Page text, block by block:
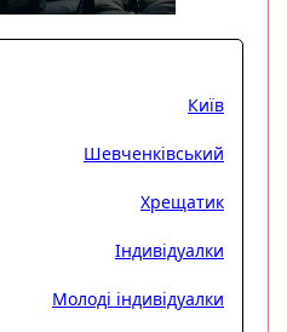
Київ
Шевченківський
Хрещатик
Індивідуалки
Молоді індивідуалки